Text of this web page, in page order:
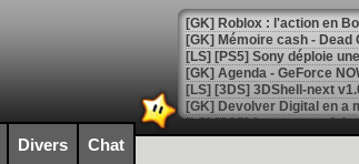
[GK] Roblox : l'action en
[GK] Agenda - GeForce
[GK] Devolver Digital en a
[LS] [PS5] ps5-y2jb-
Divers Chat